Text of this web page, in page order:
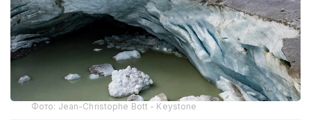
Фото: Jean-Christophe Bott - Keystone